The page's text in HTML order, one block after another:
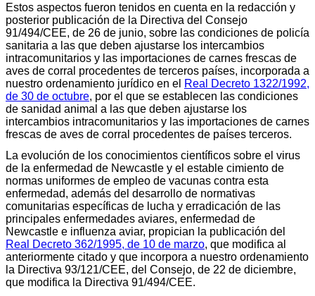
Estos aspectos fueron tenidos en cuenta en la redacción y
posterior publicación de la Directiva del Consejo
91/494/CEE, de 26 de junio, sobre las condiciones de policía
sanitaria a las que deben ajustarse los intercambios
intracomunitarios y las importaciones de carnes frescas de
aves de corral procedentes de terceros países, incorporada a
nuestro ordenamiento jurídico en el Real Decreto 1322/1992,
de 30 de octubre, por el que se establecen las condiciones
de sanidad animal a las que deben ajustarse los
intercambios intracomunitarios y las importaciones de carnes
frescas de aves de corral procedentes de países terceros.
La evolución de los conocimientos científicos sobre el virus
de la enfermedad de Newcastle y el estable cimiento de
normas uniformes de empleo de vacunas contra esta
enfermedad, además del desarrollo de normativas
comunitarias específicas de lucha y erradicación de las
principales enfermedades aviares, enfermedad de
Newcastle e influenza aviar, propician la publicación del
Real Decreto 362/1995, de 10 de marzo, que modifica al
anteriormente citado y que incorpora a nuestro ordenamiento
la Directiva 93/121/CEE, del Consejo, de 22 de diciembre,
que modifica la Directiva 91/494/CEE.